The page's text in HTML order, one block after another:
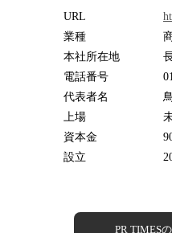
URL
業種
本社所在地
電話番号
代表者名
上場
資本金
設立
PR TIMES